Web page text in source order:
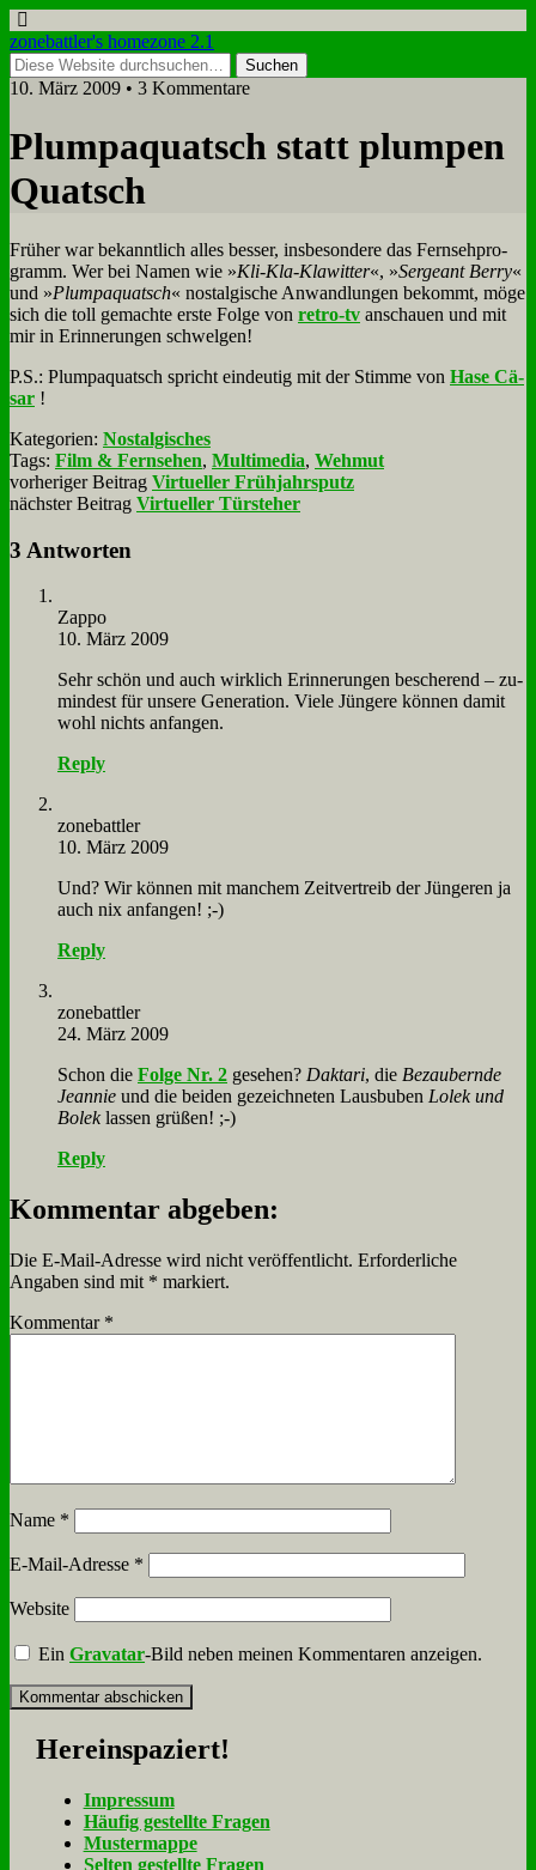
zonebattler's homezone 2.1
10. März 2009 • 3 Kommentare
Plum­pa­quatsch statt plum­pen
Quatsch
Frü­her war be­kannt­lich al­les bes­ser, ins­be­son­de­re das Fern­seh­pro­
gramm. Wer bei Na­men wie »Kli-Kla-Kla­wit­ter«, »Ser­geant Ber­ry«
und »Plum­pa­quatsch« nost­al­gi­sche An­wand­lun­gen be­kommt, mö­ge
sich die toll ge­mach­te er­ste Fol­ge von re­tro-tv an­schau­en und mit
mir in Er­in­ne­run­gen schwel­gen!
P.S.: Plum­pa­quatsch spricht ein­deu­tig mit der Stim­me von Ha­se Cä­
sar !
Kategorien: Nostalgisches
Tags: Film & Fernsehen, Multimedia, Wehmut
vorheriger Beitrag Virtueller Frühjahrsputz
nächster Beitrag Virtueller Türsteher
3 Antworten
Zap­po
10. März 2009
Sehr schön und auch wirk­lich Er­in­ne­run­gen be­sche­rend – zu­
min­dest für un­se­re Ge­ne­ra­ti­on. Vie­le Jün­ge­re kön­nen da­mit
wohl nichts an­fan­gen.
Reply
zone­batt­ler
10. März 2009
Und? Wir kön­nen mit man­chem Zeit­ver­treib der Jün­ge­ren ja
auch nix an­fan­gen! ;-)
Reply
zone­batt­ler
24. März 2009
Schon die Fol­ge Nr. 2 ge­se­hen? Dakt­a­ri, die Be­zau­bern­de
Jean­nie und die bei­den ge­zeich­ne­ten Laus­bu­ben Lo­lek und
Bo­leklas­sen grü­ßen! ;-)
Reply
Kommentar abgeben:
Die E-Mail-Adresse wird nicht veröffentlicht. Erforderliche
Angaben sind mit * markiert.
Kommentar *
Name *
E-Mail-Adresse *
Website
EinGravatar-Bild neben meinen Kommentaren anzeigen.
Her­ein­spa­ziert!
Im­pres­sum
Häu­fig ge­stell­te Fra­gen
Mu­ster­map­pe
Sel­ten ge­stell­te Fra­gen